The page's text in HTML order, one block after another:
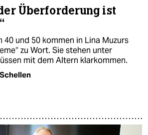
Überforderung ist
40 und 50 kommen in Lina Muzurs
zu Wort. Sie stehen unter
mit dem Altern klarkommen.